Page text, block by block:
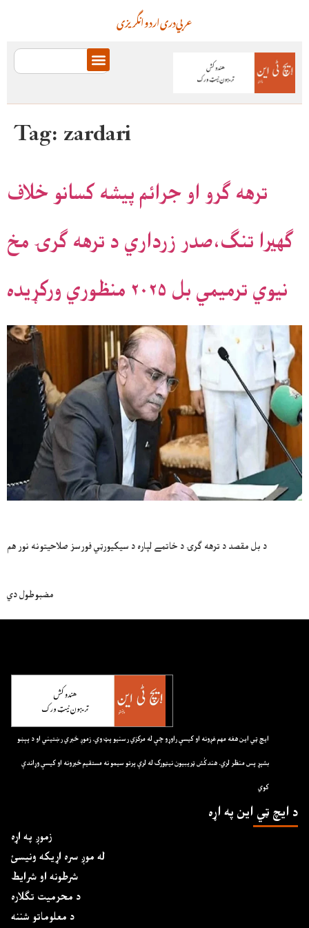
انگریزیاردودریعربي
Tag:zardari
ترهه ګرو او جرائم پيشه کسانو خلاف
ګهيرا تنګ،صدر زرداري د ترهه ګرۍ مخ
نيوي ترميمي بل ۲۰۲۵ منظوري ورکړيده
د بل مقصد د ترهه ګرۍ د خاتمے لپاره د سيکيورټي فورسز صلاحيتونه نور هم
مضبوطول دي
ايچ ټي اين هغه مهم غږونه او کيسې راوړو چې له مرکزي رسنيو پټ وي. زموږ خبري رښتيني او د پېښو
بشپړ پس منظر لري. هندکُش ټريبيون نيټورک له لرې پرتو سيمو نه مستقيم خبرونه او کيسې وړاندې
کوي
د ايچ ټي اين په اړه
زموږ په اړه
له موږ سره اړیکه ونیسئ
شرطونه او شرایط
د محرمیت تګلاره
د معلوماتو شننه